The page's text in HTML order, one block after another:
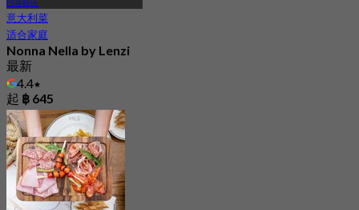
巴吞旺区
意大利菜
适合家庭
Nonna Nella by Lenzi
最新
4.4
起 ฿ 645